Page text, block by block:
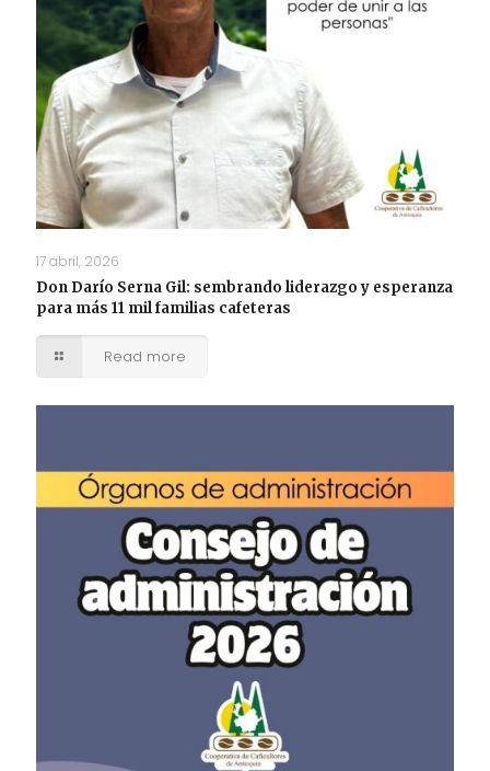
17 abril, 2026
Don Darío Serna Gil: sembrando liderazgo y esperanza
para más 11 mil familias cafeteras
Read more